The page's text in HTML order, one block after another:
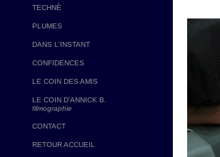
TECHNÈ
PLUMES
DANS L'INSTANT
CONFIDENCES
LE COIN DES AMIS
LE COIN D'ANNICK B.
filmographie
CONTACT
RETOUR ACCUEIL